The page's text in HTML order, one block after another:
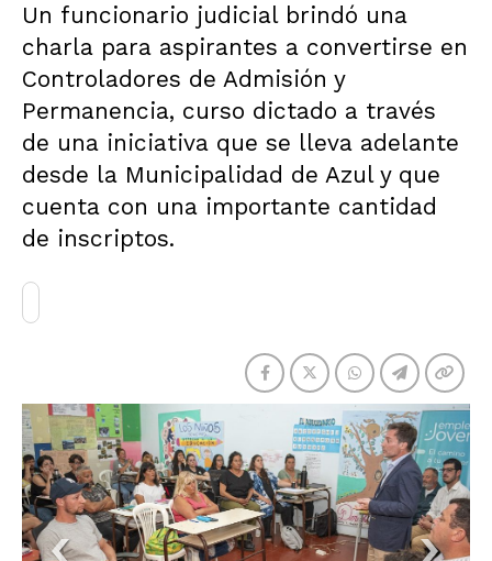
Un funcionario judicial brindó una
charla para aspirantes a convertirse en
Controladores de Admisión y
Permanencia, curso dictado a través
de una iniciativa que se lleva adelante
desde la Municipalidad de Azul y que
cuenta con una importante cantidad
de inscriptos.